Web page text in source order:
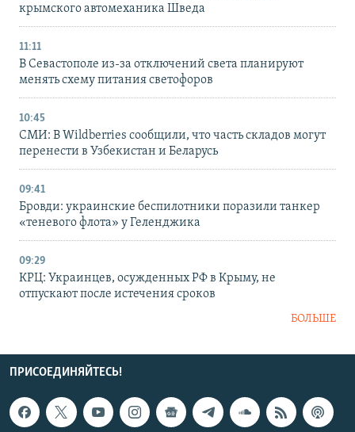
крымского автомеханика Шведа
11:11
В Севастополе из-за отключений света планируют
менять схему питания светофоров
10:45
СМИ: В Wildberries сообщили, что часть складов могут
перенести в Узбекистан и Беларусь
09:41
Бровди: украинские беспилотники поразили танкер
«теневого флота» у Геленджика
09:29
КРЦ: Украинцев, осужденных РФ в Крыму, не
отпускают после истечения сроков
БОЛЬШЕ
ПРИСОЕДИНЯЙТЕСЬ!